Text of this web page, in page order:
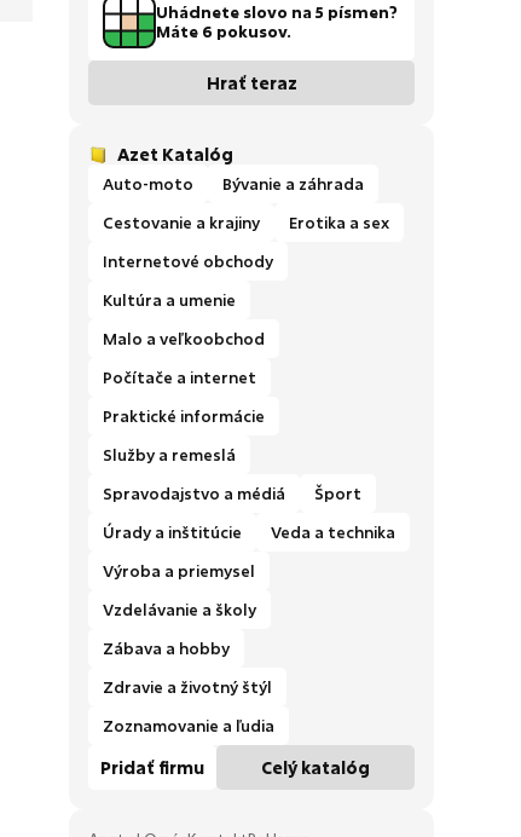
Uhádnete slovo na 5 písmen?
Máte 6 pokusov.
Hrať teraz
Azet Katalóg
Auto-moto
Bývanie a záhrada
Cestovanie a krajiny
Erotika a sex
Internetové obchody
Kultúra a umenie
Malo a veľkoobchod
Počítače a internet
Praktické informácie
Služby a remeslá
Spravodajstvo a médiá
Šport
Úrady a inštitúcie
Veda a technika
Výroba a priemysel
Vzdelávanie a školy
Zábava a hobby
Zdravie a životný štýl
Zoznamovanie a ľudia
Pridať firmu Celý katalóg